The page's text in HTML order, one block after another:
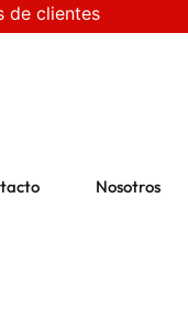
de clientes
Nosotros